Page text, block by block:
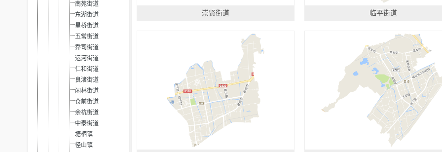
南苑街道
东湖街道
星桥街道
五常街道
乔司街道
运河街道
仁和街道
良渚街道
闲林街道
仓前街道
余杭街道
中泰街道
塘栖镇
径山镇
崇贤街道 临平街道